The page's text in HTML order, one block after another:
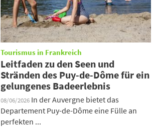
Tourismus in Frankreich
Leitfaden zu den Seen und
Stränden des Puy-de-Dôme für ein
gelungenes Badeerlebnis
08/06/2026 In der Auvergne bietet das
Departement Puy-de-Dôme eine Fülle an
perfekten ...